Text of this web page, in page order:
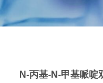
N-丙基-N-甲基哌啶